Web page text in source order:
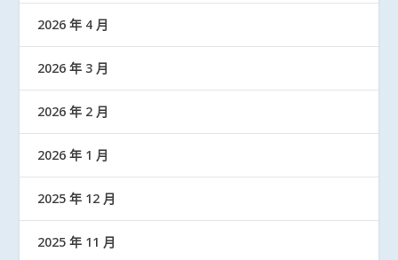
2026 年 4 月
2026 年 3 月
2026 年 2 月
2026 年 1 月
2025 年 12 月
2025 年 11 月